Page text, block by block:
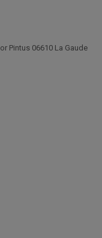
Pintus 06610 La Gaude